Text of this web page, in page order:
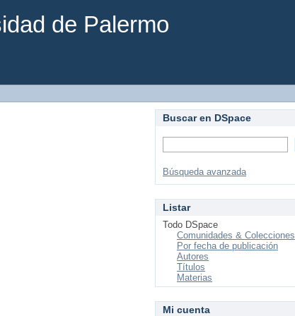
de Palermo
Buscar en DSpace
Búsqueda avanzada
Listar
Todo DSpace
Comunidades & Colecciones
Por fecha de publicación
Autores
Títulos
Materias
Mi cuenta